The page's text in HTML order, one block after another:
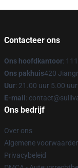
Contacteer ons
Ons hoofdkantoor:
Ons pakhuis420
Uur: 21.00 uur 5.00 uur
E-mail :
Ons bedrijf
Over ons
Algemene
Privacybeleid